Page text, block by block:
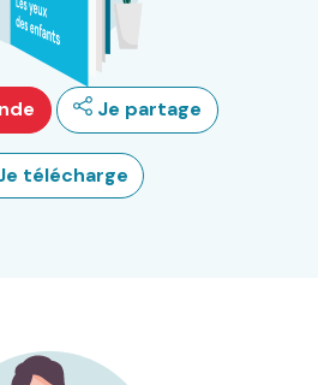
Je partage
télécharge